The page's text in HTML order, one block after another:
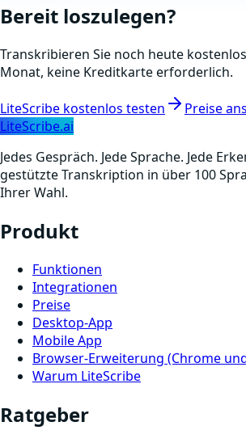
Bereit loszulegen?
Transkribieren Sie noch heute
Monat, keine Kreditkarte erforderlich.
LiteScribe kostenlos testen
Preise
LiteScribe.ai
Jedes Gespräch. Jede Sprache. Jede
gestützte Transkription in über 100
Ihrer Wahl.
Produkt
Funktionen
Integrationen
Preise
Desktop-App
Mobile App
Browser-Erweiterung (Chrome
Warum LiteScribe
Ratgeber